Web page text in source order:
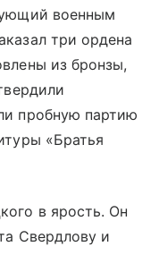
военным
три ордена
из бронзы,
пробную партию
«Братья
в ярость. Он
Свердлову и